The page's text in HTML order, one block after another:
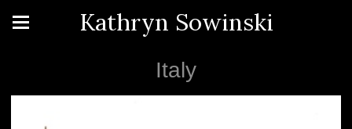
Kathryn Sowinski
Italy